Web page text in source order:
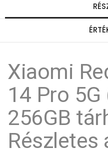
Xiaomi
14 Pro 5G
256GB